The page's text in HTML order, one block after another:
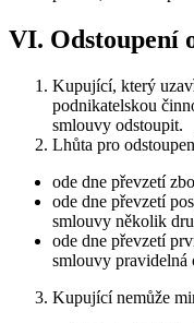
VI. Odstoupení
Kupující, který
podnikatelskou
smlouvy odstoupit.
Lhůta pro
ode dne převzetí
ode dne převzetí
smlouvy několik
ode dne převzetí
smlouvy pravidelná
Kupující nemůže